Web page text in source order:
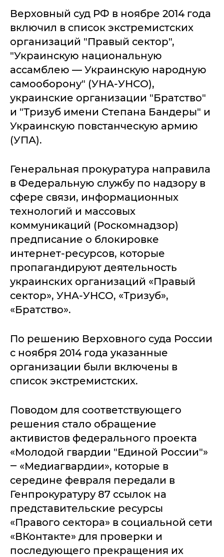
Верховный суд РФ в ноябре 2014 года
включил в список экстремистских
организаций "Правый сектор",
"Украинскую национальную
ассамблею — Украинскую народную
самооборону" (УНА-УНСО),
украинские организации "Братство"
и "Тризуб имени Степана Бандеры" и
Украинскую повстанческую армию
(УПА).
Генеральная прокуратура направила
в Федеральную службу по надзору в
сфере связи, информационных
технологий и массовых
коммуникаций (Роскомнадзор)
предписание о блокировке
интернет-ресурсов, которые
пропагандируют деятельность
украинских организаций «Правый
сектор», УНА-УНСО, «Тризуб»,
«Братство».
По решению Верховного суда России
с ноября 2014 года указанные
организации были включены в
список экстремистских.
Поводом для соответствующего
решения стало обращение
активистов федерального проекта
«Молодой гвардии "Единой России"»
‒ «Медиагвардии», которые в
середине февраля передали в
Генпрокуратуру 87 ссылок на
представительские ресурсы
«Правого сектора» в социальной сети
«ВКонтакте» для проверки и
последующего прекращения их